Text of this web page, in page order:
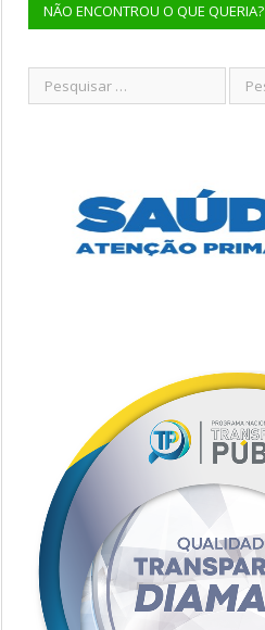
NÃO ENCONTROU O QUE QUERIA?